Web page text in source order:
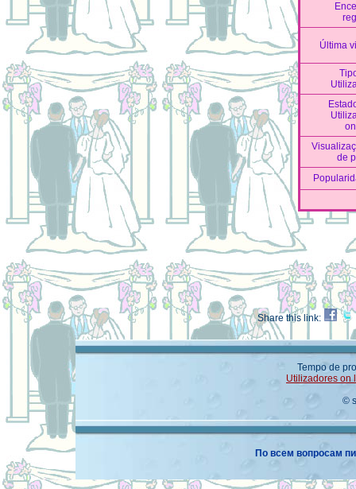
Última
de
Share this link:
Tempo de
Utilizadores on
©
По всем вопросам